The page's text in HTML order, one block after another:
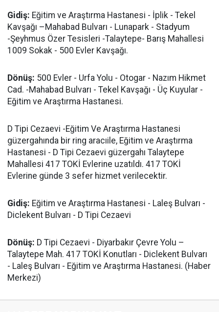
Gidiş: Eğitim ve Araştırma Hastanesi - İplik - Tekel
Kavşağı –Mahabad Bulvarı - Lunapark - Stadyum
-Şeyhmus Özer Tesisleri -Talaytepe- Barış Mahallesi
1009 Sokak - 500 Evler Kavşağı.
Dönüş: 500 Evler - Urfa Yolu - Otogar - Nazım Hikmet
Cad. -Mahabad Bulvarı - Tekel Kavşağı - Üç Kuyular -
Eğitim ve Araştırma Hastanesi.
D Tipi Cezaevi -Eğitim Ve Araştırma Hastanesi
güzergahında bir ring aracıile, Eğitim ve Araştırma
Hastanesi - D Tipi Cezaevi güzergahı Talaytepe
Mahallesi 417 TOKİ Evlerine uzatıldı. 417 TOKİ
Evlerine günde 3 sefer hizmet verilecektir.
Gidiş: Eğitim ve Araştırma Hastanesi - Laleş Bulvarı -
Diclekent Bulvarı - D Tipi Cezaevi
Dönüş: D Tipi Cezaevi - Diyarbakır Çevre Yolu –
Talaytepe Mah. 417 TOKİ Konutları - Diclekent Bulvarı
- Laleş Bulvarı - Eğitim ve Araştırma Hastanesi. (Haber
Merkezi)